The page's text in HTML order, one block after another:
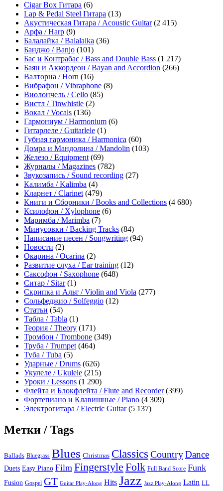
Cigar Box Гитара (6)
Lap & Pedal Steel Гитара (13)
Акустическая Гитара / Acoustic Guitar(2 415)
Арфа / Harp (9)
Балалайка / Balalaika (36)
Банджо / Banjo (101)
Бас и Контрабас / Bass and Double Bass (1 217)
Баян и Аккордеон / Bayan and Accordion (266)
Валторна / Horn (16)
Вибрафон / Vibraphone (8)
Виолончель / Cello (85)
Вистл / Tinwhistle (2)
Вокал / Vocals (136)
Гармониум / Harmonium (6)
Гитарлеле / Guitarlele (1)
Губная гармоника / Harmonica (60)
Домра и Мандолина / Mandolin (103)
Железо / Equipment (69)
Журналы / Magazines (782)
Звукозапись / Sound recording (27)
Калимба / Kalimba (4)
Кларнет / Clarinet (479)
Книги и Сборники / Books and Collections (4 680)
Ксилофон / Xylophone (6)
Маримба / Marimba (7)
Минусовки / Backing Tracks (84)
Написание песен / Songwriting (94)
Новости (2)
Окарина / Ocarina (2)
Развитие слуха / Ear training (12)
Саксофон / Saxophone (648)
Ситар / Sitar(1)
Скрипка и Альт / Violin and Viola (277)
Сольфеджио / Solfeggio (12)
Статьи (54)
Табла / Tabla (1)
Теория / Theory (171)
Тромбон / Trombone (349)
Труба / Trumpet (464)
Туба / Tuba (5)
Ударные / Drums (626)
Укулеле / Ukulele (215)
Уроки / Lessons (1 290)
Флейта и Блокфлейта / Flute and Recorder(399)
Фортепиано и Клавишные / Piano (4 309)
Электрогитара / Electric Guitar(5 137)
Метки / Tags
Ballads Bluegrass Blues Christmas Classics CountryDance
Duets Easy Piano Film Fingerstyle Folk Full Band Score Funk
Fusion Gospel GT Guitar Play-Along Hits Jazz Jazz Play-Along Latin LL